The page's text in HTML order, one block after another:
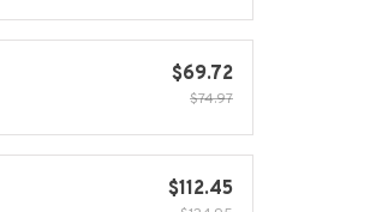
$69.72
$74.97
$112.45